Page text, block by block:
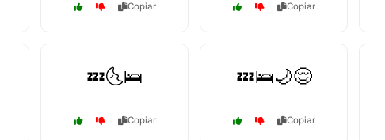
Copiar Copiar
💤🌜🛌
Copiar
💤🛌🌙😌
Copiar